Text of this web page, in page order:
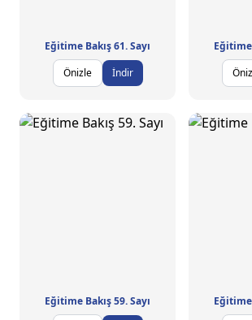
Eğitime Bakış 61. Sayı
Önizle
İndir
Eğitime
Eğitime Bakış 59. Sayı
Eğitime